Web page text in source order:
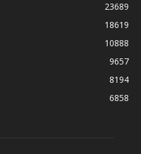
23689
18619
10888
9657
8194
6858